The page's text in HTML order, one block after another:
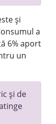
și
a
6% aport
un
și de